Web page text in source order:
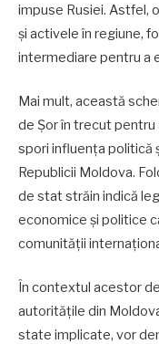
impuse Rusiei. Astfel,
și activele în regiune,
intermediare pentru a
Mai mult, această
de Șor în trecut pentru
spori influența politică
Republicii Moldova.
de stat străin indică
economice și politice
comunității
În contextul acestor
autoritățile din
state implicate, vor